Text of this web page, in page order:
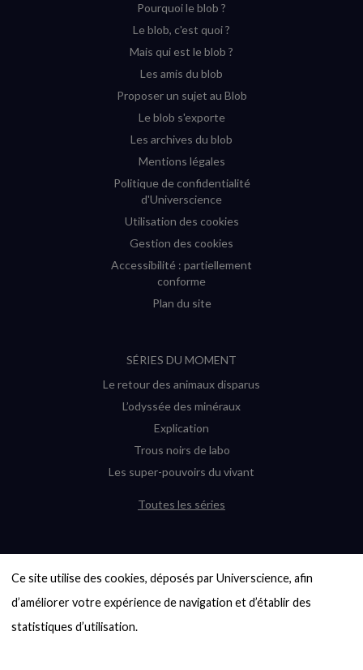
Ce site utilise des cookies, déposés par Universcience, afin
d’améliorer votre expérience de navigation et d’établir des
statistiques d’utilisation.
Instagram
(nouvelle
Facebook
(nouvelle
Pourquoi le blob ?
Le blob, c'est quoi ?
Mais qui est le blob ?
Les amis du blob
Proposer un sujet au Blob
Le blob s'exporte
Les archives du blob
Mentions légales
Politique de confidentialité
d'Universcience
Utilisation des cookies
Gestion des cookies
Accessibilité : partiellement
conforme
Plan du site
SÉRIES DU MOMENT
Le retour des animaux disparus
L’odyssée des minéraux
Explication
Trous noirs de labo
Les super-pouvoirs du vivant
Toutes les séries
6000 exoplanètes, et pas de « Terre »
en vue ?
Quel avenir pour les cryptos ?